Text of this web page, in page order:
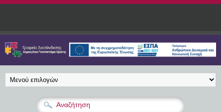
Παράκαμψη προς το κυρίως περιεχόμενο